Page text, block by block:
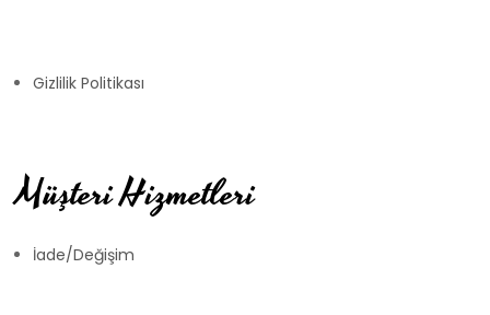
Gizlilik Politikası
Müşteri Hizmetleri
İade/Değişim